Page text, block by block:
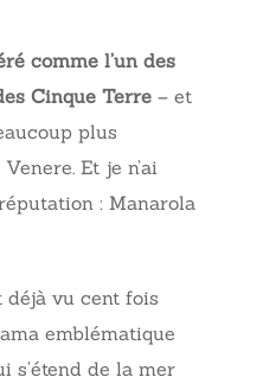
comme l’un des
Cinque Terre – et
plus
Et je n’ai
: Manarola
déjà vu cent fois
emblématique
s’étend de la mer